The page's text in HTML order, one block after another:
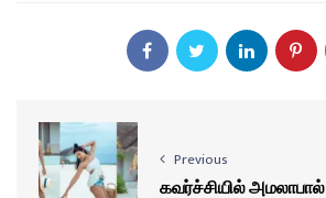
Previous
கவர்ச்சியில் அமலாபால்